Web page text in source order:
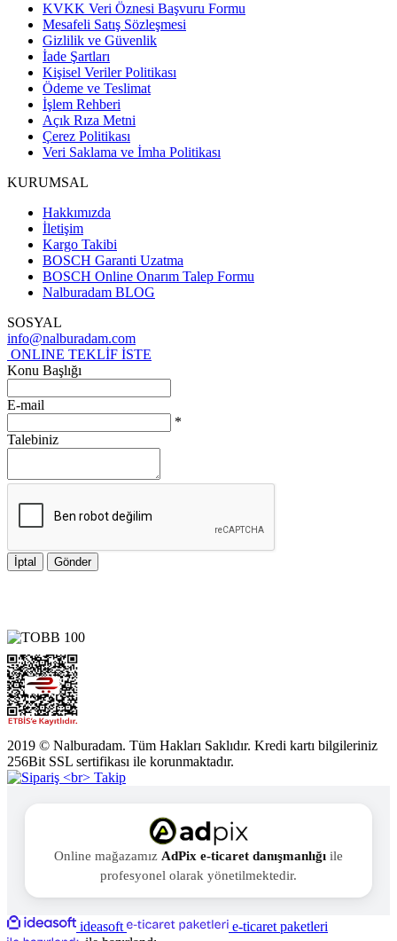
KVKK Veri Öznesi Başvuru Formu
Mesafeli Satış Sözleşmesi
Gizlilik ve Güvenlik
İade Şartları
Kişisel Veriler Politikası
Ödeme ve Teslimat
İşlem Rehberi
Açık Rıza Metni
Çerez Politikası
Veri Saklama ve İmha Politikası
KURUMSAL
Hakkımızda
İletişim
Kargo Takibi
BOSCH Garanti Uzatma
BOSCH Online Onarım Talep Formu
Nalburadam BLOG
SOSYAL
info@nalburadam.com
ONLINE TEKLİF İSTE
Konu Başlığı
E-mail
*
Talebiniz
İptal Gönder
2019 © Nalburadam. Tüm Hakları Saklıdır. Kredi kartı bilgileriniz
256Bit SSL sertifikası ile korunmaktadır.
Online mağazamız AdPix e-ticaret danışmanlığı ile
profesyonel olarak yönetilmektedir.
ideasoft
e-ticaret paketleri